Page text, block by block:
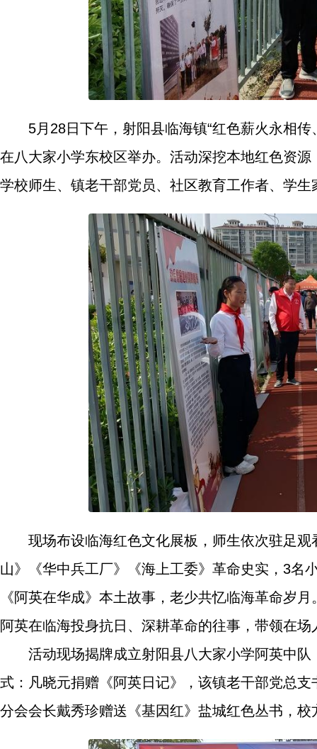
5月28日下午，射阳县临海镇“红色薪火永相
在八大家小学东校区举办。活动深挖本地红色资
学校师生、镇老干部党员、社区教育工作者、学
现场布设临海红色文化展板，师生依次驻足
山》《华中兵工厂》《海上工委》革命史实，3名
《阿英在华成》本土故事，老少共忆临海革命岁
阿英在临海投身抗日、深耕革命的往事，带领在
活动现场揭牌成立射阳县八大家小学阿英中
式：凡晓元捐赠《阿英日记》，该镇老干部党总
分会会长戴秀珍赠送《基因红》盐城红色丛书，